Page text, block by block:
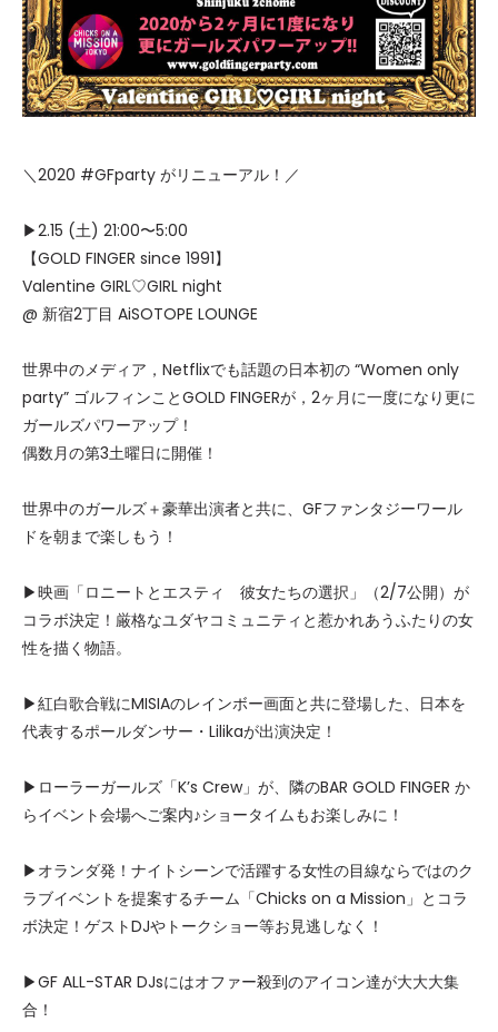
＼2020 #GFparty がリニューアル！／
▶2.15 (土) 21:00〜5:00
【GOLD FINGER since 1991】
Valentine GIRL♡GIRL night
@ 新宿2丁目 AiSOTOPE LOUNGE
世界中のメディア，Netflixでも話題の日本初の “Women only
party” ゴルフィンことGOLD FINGERが，2ヶ月に一度になり更に
ガールズパワーアップ！
偶数月の第3土曜日に開催！
世界中のガールズ＋豪華出演者と共に、GFファンタジーワール
ドを朝まで楽しもう！
▶映画「ロニートとエスティ 彼女たちの選択」（2/7公開）が
コラボ決定！厳格なユダヤコミュニティと惹かれあうふたりの女
性を描く物語。
▶紅白歌合戦にMISIAのレインボー画面と共に登場した、日本を
代表するポールダンサー・Lilikaが出演決定！
▶ローラーガールズ「K’s Crew」が、隣のBAR GOLD FINGER か
らイベント会場へご案内♪ショータイムもお楽しみに！
▶オランダ発！ナイトシーンで活躍する女性の目線ならではのク
ラブイベントを提案するチーム「Chicks on a Mission」とコラ
ボ決定！ゲストDJやトークショー等お見逃しなく！
▶GF ALL-STAR DJsにはオファー殺到のアイコン達が大大大集
合！